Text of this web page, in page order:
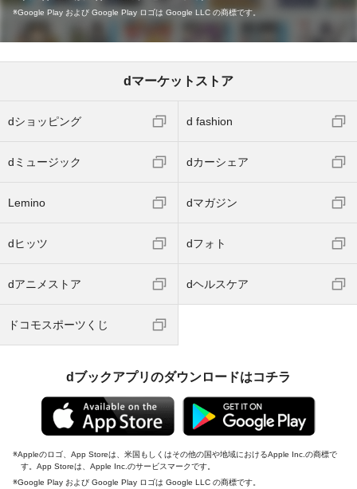
Google Play および Google Play ロゴは Google LLC の商標です。
dマーケットストア
dショッピング d fashion
dミュージック dカーシェア
Lemino dマガジン
dヒッツ dフォト
dアニメストア dヘルスケア
ドコモスポーツくじ
dブックアプリのダウンロードはコチラ
Appleのロゴ、App Storeは、米国もしくはその他の国や地域におけるApple Inc.の商標で
す。App Storeは、Apple Inc.のサービスマークです。
Google Play および Google Play ロゴは Google LLC の商標です。